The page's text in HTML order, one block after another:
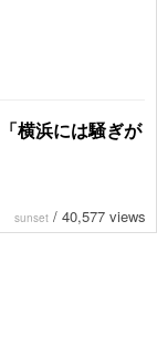
横浜には騒ぎが
sunset / 40,577 views